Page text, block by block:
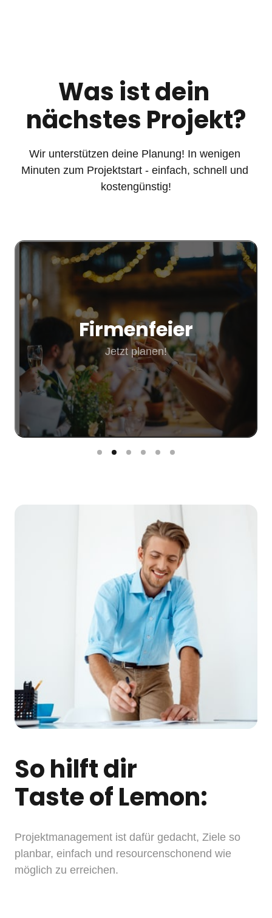
Was ist dein
nächstes Projekt?
Wir unterstützen deine Planung! In wenigen
Minuten zum Projektstart - einfach, schnell und
kostengünstig!
Firmenfeier
Jetzt planen!
So hilft dir
Taste of Lemon:
Projektmanagement ist dafür gedacht, Ziele so
planbar, einfach und resourcenschonend wie
möglich zu erreichen.